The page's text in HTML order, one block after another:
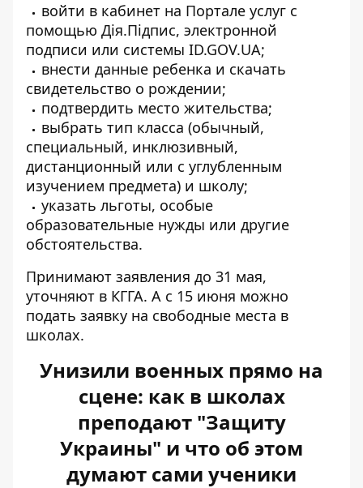
войти в кабинет на Портале услуг с
помощью Дія.Підпис, электронной
подписи или системы ID.GOV.UA;
внести данные ребенка и скачать
свидетельство о рождении;
подтвердить место жительства;
выбрать тип класса (обычный,
специальный, инклюзивный,
дистанционный или с углубленным
изучением предмета) и школу;
указать льготы, особые
образовательные нужды или другие
обстоятельства.
Принимают заявления до 31 мая,
уточняют в КГГА. А с 15 июня можно
подать заявку на свободные места в
школах.
Унизили военных прямо на
сцене: как в школах
преподают "Защиту
Украины" и что об этом
думают сами ученики